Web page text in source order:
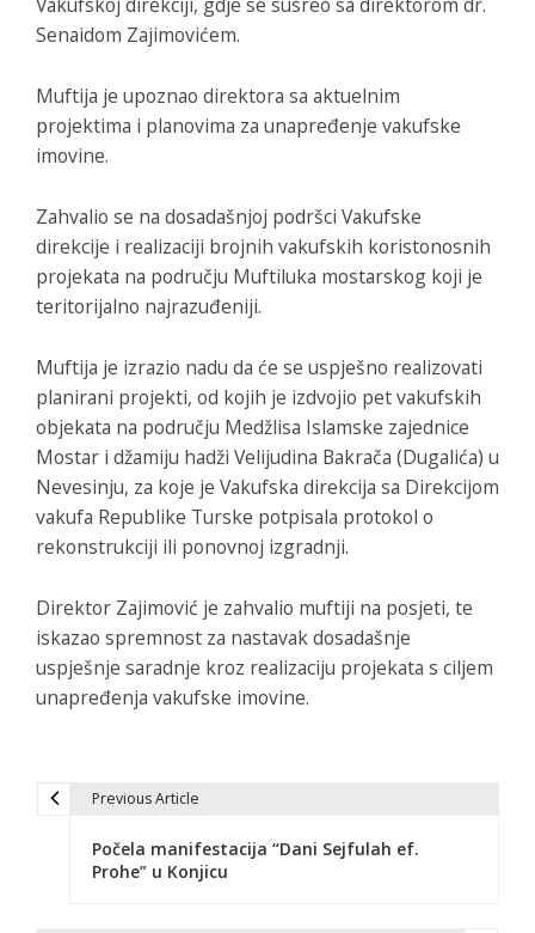
Vakufskoj direkciji, gdje se susreo sa direktorom dr.
Senaidom Zajimovićem.
Muftija je upoznao direktora sa aktuelnim
projektima i planovima za unapređenje vakufske
imovine.
Zahvalio se na dosadašnjoj podršci Vakufske
direkcije i realizaciji brojnih vakufskih koristonosnih
projekata na području Muftiluka mostarskog koji je
teritorijalno najrazuđeniji.
Muftija je izrazio nadu da će se uspješno realizovati
planirani projekti, od kojih je izdvojio pet vakufskih
objekata na području Medžlisa Islamske zajednice
Mostar i džamiju hadži Velijudina Bakrača (Dugalića) u
Nevesinju, za koje je Vakufska direkcija sa Direkcijom
vakufa Republike Turske potpisala protokol o
rekonstrukciji ili ponovnoj izgradnji.
Direktor Zajimović je zahvalio muftiji na posjeti, te
iskazao spremnost za nastavak dosadašnje
uspješnje saradnje kroz realizaciju projekata s ciljem
unapređenja vakufske imovine.
Previous Article
Počela manifestacija “Dani Sejfulah ef.
Prohe” u Konjicu